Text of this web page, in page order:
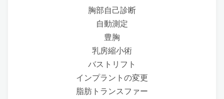
胸部自己診断
自動測定
豊胸
乳房縮小術
バストリフト
インプラントの変更
脂肪トランスファー